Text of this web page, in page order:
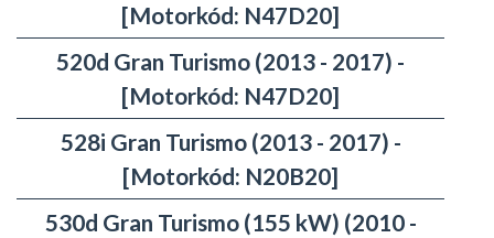
[Motorkód: N47D20]
520d Gran Turismo (2013 - 2017) -
[Motorkód: N47D20]
528i Gran Turismo (2013 - 2017) -
[Motorkód: N20B20]
530d Gran Turismo (155 kW) (2010 -